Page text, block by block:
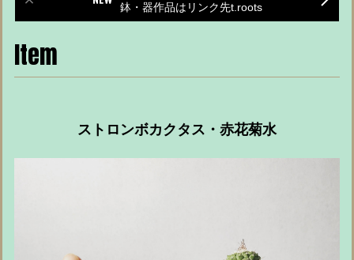
鉢・器作品はリンク先t.roots
Item
ストロンボカクタス・赤花菊水